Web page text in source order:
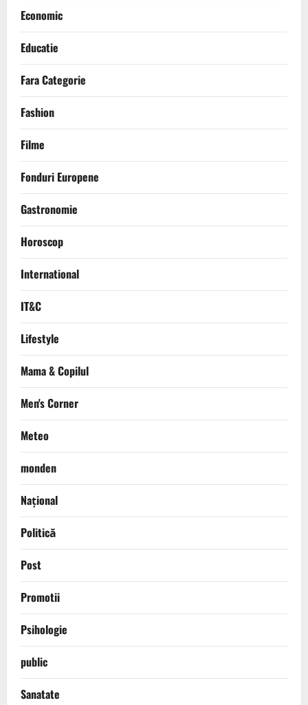
Economic
Educatie
Fara Categorie
Fashion
Filme
Fonduri Europene
Gastronomie
Horoscop
International
IT&C
Lifestyle
Mama & Copilul
Men's Corner
Meteo
monden
Național
Politică
Post
Promotii
Psihologie
public
Sanatate